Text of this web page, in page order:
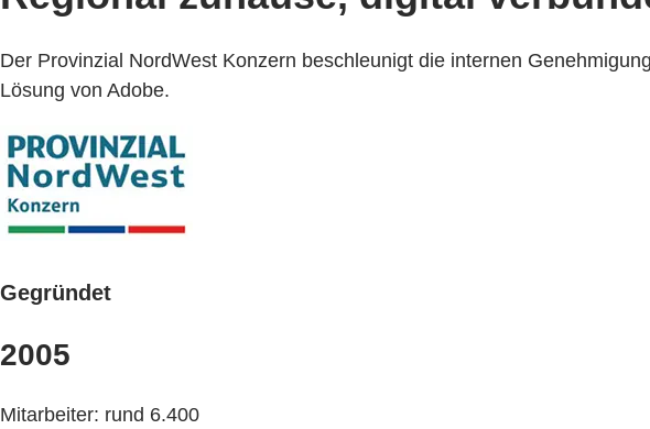
Der Provinzial NordWest Konzern beschleunigt die internen
Lösung von Adobe.
Gegründet
2005
Mitarbeiter: rund 6.400